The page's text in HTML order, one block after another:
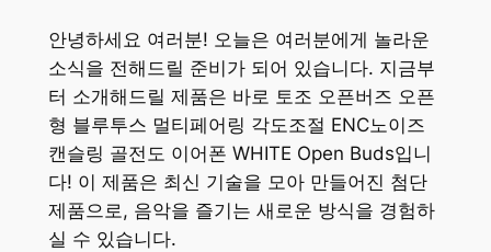
안녕하세요 여러분! 오늘은 여러분에게 놀라운
소식을 전해드릴 준비가 되어 있습니다. 지금부
터 소개해드릴 제품은 바로 토조 오픈버즈 오픈
형 블루투스 멀티페어링 각도조절 ENC노이즈
캔슬링 골전도 이어폰 WHITE Open Buds입니
다! 이 제품은 최신 기술을 모아 만들어진 첨단
제품으로, 음악을 즐기는 새로운 방식을 경험하
실 수 있습니다.